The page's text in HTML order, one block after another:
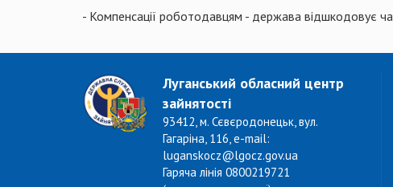
- Компенсації роботодавцям - держава відшкодовує
Луганський обласний центр
зайнятості
93412, м. Сєвєродонецьк, вул.
Гагаріна, 116, e-mail:
luganskocz@lgocz.gov.ua
Гаряча лінія 0800219721